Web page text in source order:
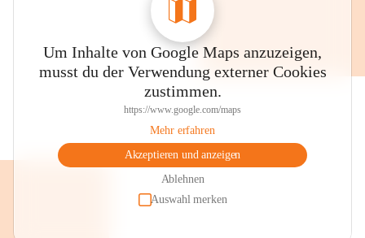
Um Inhalte von Google Maps anzuzeigen,
musst du der Verwendung externer Cookies
zustimmen.
https://www.google.com/maps
Mehr erfahren
Akzeptieren und anzeigen
Ablehnen
Auswahl merken